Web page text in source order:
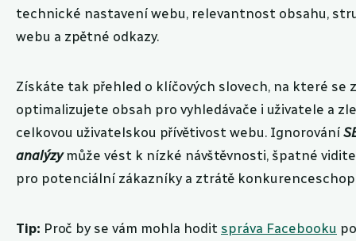
technické nastavení webu, relevantnost obsahu,
webu a zpětné odkazy.
Získáte tak přehled o klíčových slovech, na které se
optimalizujete obsah pro vyhledávače i uživatele a
celkovou uživatelskou přívětivost webu. Ignorování
analýzymůže vést k nízké návštěvnosti, špatné
pro potenciální zákazníky a ztrátě
Tip: Proč by se vám mohla hodit správa Facebooku